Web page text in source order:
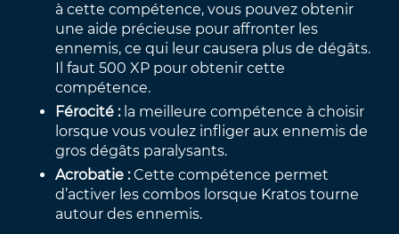
à cette compétence, vous pouvez obtenir
une aide précieuse pour affronter les
ennemis, ce qui leur causera plus de dégâts.
Il faut 500 XP pour obtenir cette
compétence.
Férocité :la meilleure compétence à choisir
lorsque vous voulez infliger aux ennemis de
gros dégâts paralysants.
Acrobatie :Cette compétence permet
d’activer les combos lorsque Kratos tourne
autour des ennemis.